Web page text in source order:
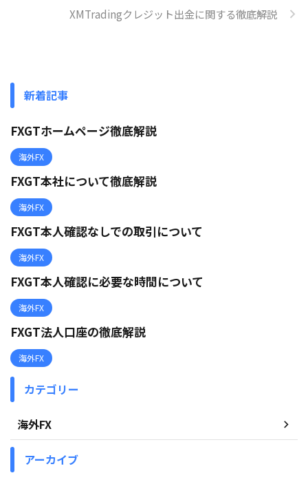
XMTradingクレジット出金に関する徹底解説
新着記事
FXGTホームページ徹底解説
海外FX
FXGT本社について徹底解説
海外FX
FXGT本人確認なしでの取引について
海外FX
FXGT本人確認に必要な時間について
海外FX
FXGT法人口座の徹底解説
海外FX
カテゴリー
海外FX
アーカイブ